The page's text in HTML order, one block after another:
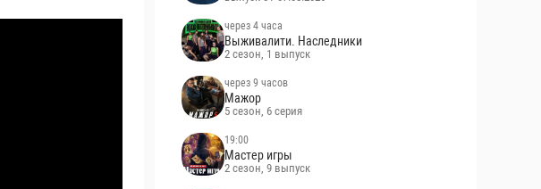
через 4 часа
Выживалити. Наследники
2 сезон, 1 выпуск
через 9 часов
Мажор
5 сезон, 6 серия
19:00
Мастер игры
2 сезон, 9 выпуск